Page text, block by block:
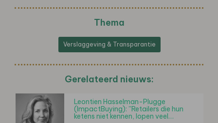
Thema
Verslaggeving & Transparantie
Gerelateerd nieuws:
Leontien Hasselman-Plugge
(ImpactBuying): ''Retailers die hun
ketens niet kennen, lopen veel…